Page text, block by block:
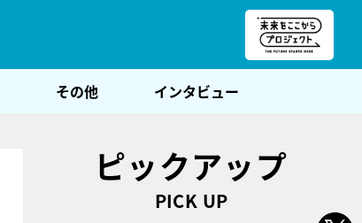
その他 インタビュー
ピックアップ
PICK UP